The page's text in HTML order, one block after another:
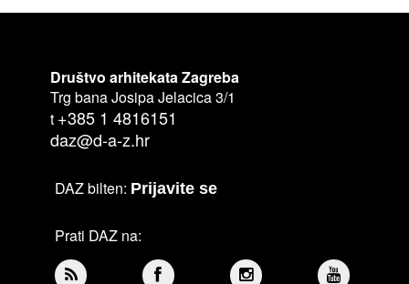
Društvo arhitekata Zagreba
Trg bana Josipa Jelacica 3/1
t +385 1 4816151
daz@d-a-z.hr
DAZ bilten: Prijavite se
Prati DAZ na: